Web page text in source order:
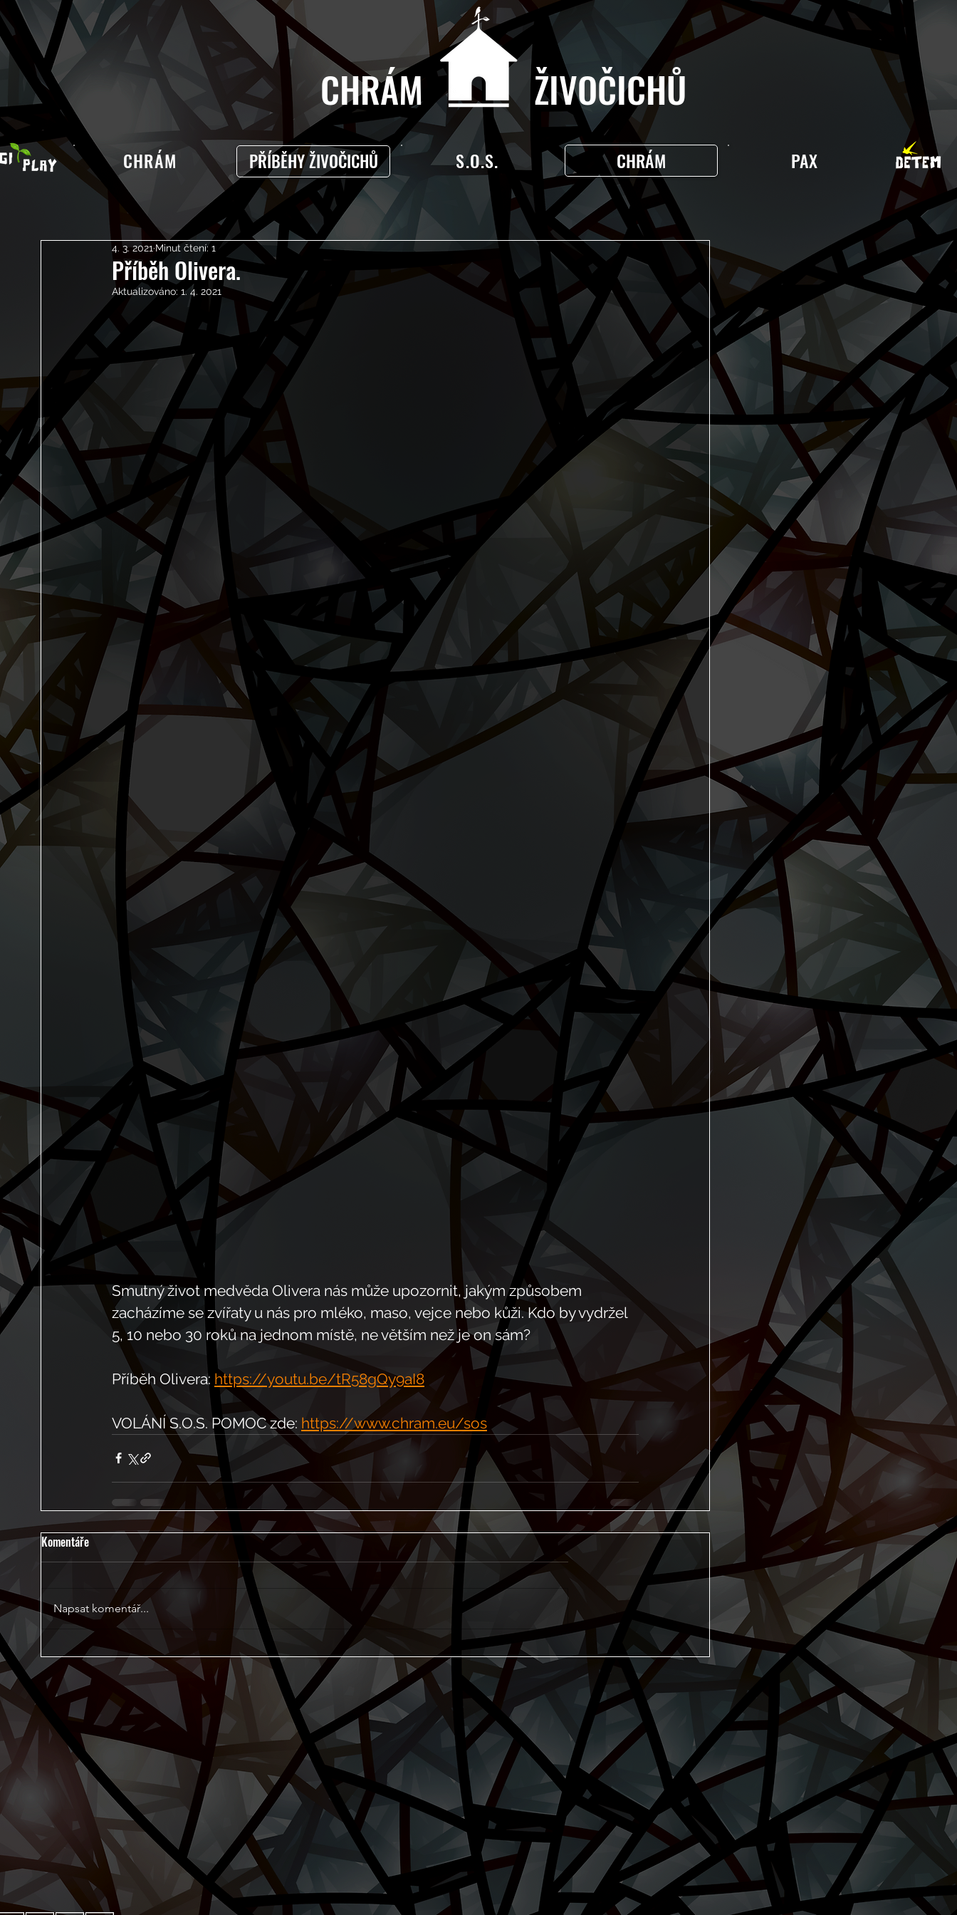
CHRÁM ŽIVOČICHŮ
CHRÁM PŘÍBĚHY ŽIVOČICHŮ S.O.S. CHRÁM PAX
Příběh Olivera.
4. 3. 2021 Minut čtení: 1
Aktualizováno: 1. 4. 2021
Smutný život medvěda Olivera nás může upozornit, jakým způsobem
zacházíme se zvířaty u nás pro mléko, maso, vejce nebo kůži. Kdo by vydržel
5, 10 nebo 30 roků na jednom místě, ne větším než je on sám?
Příběh Olivera: https://youtu.be/tR58gQy9aI8
VOLÁNÍ S.O.S. POMOC zde: https://www.chram.eu/sos
Komentáře
Napsat komentář...